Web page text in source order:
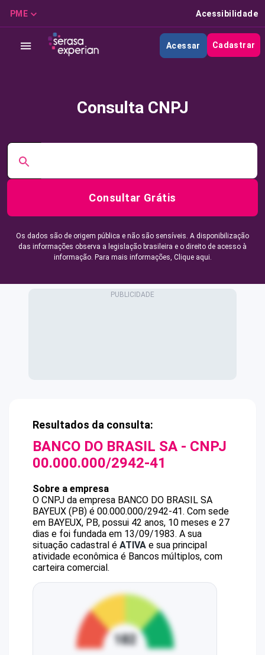
PME Acessibilidade
Acessar Cadastrar
Consulta CNPJ
Consultar Grátis
Os dados são de origem pública e não são sensíveis. A disponibilização
das informações observa a legislação brasileira e o direito de acesso à
informação. Para mais informações, Clique aqui.
Resultados da consulta:
BANCO DO BRASIL SA - CNPJ
00.000.000/2942-41
Sobre a empresa
O CNPJ da empresa BANCO DO BRASIL SA
BAYEUX (PB) é 00.000.000/2942-41. Com sede
em BAYEUX, PB, possui 42 anos, 10 meses e 27
dias e foi fundada em 13/09/1983. A sua
situação cadastral é ATIVA e sua principal
atividade econômica é Bancos múltiplos, com
carteira comercial.